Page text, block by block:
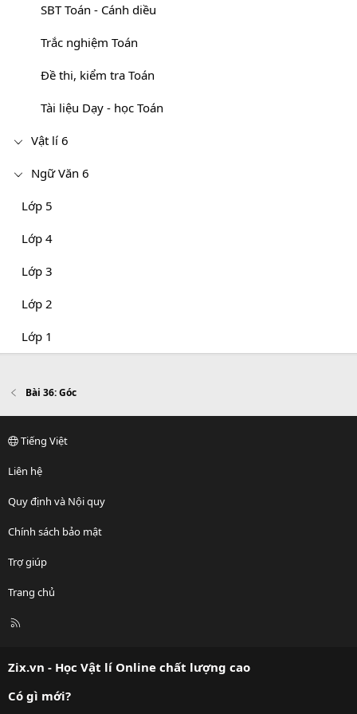
SBT Toán - Cánh diều
Trắc nghiệm Toán
Đề thi, kiểm tra Toán
Tài liệu Dạy - học Toán
Vật lí 6
Ngữ Văn 6
Lớp 5
Lớp 4
Lớp 3
Lớp 2
Lớp 1
Bài 36: Góc
Tiếng Việt
Liên hệ
Quy định và Nội quy
Chính sách bảo mật
Trợ giúp
Trang chủ
R
Zix.vn - Học Vật lí Online chất lượng cao
Có gì mới?